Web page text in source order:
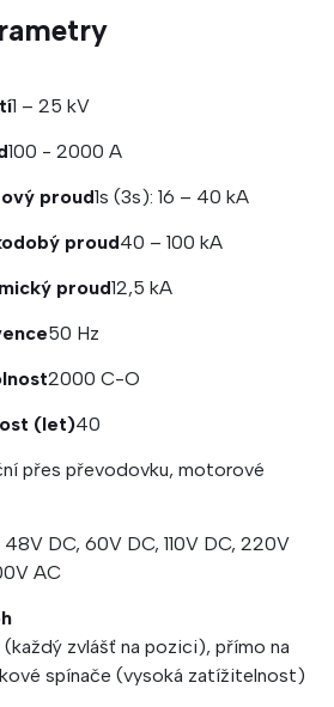
1 – 25 kV
100 - 2000 A
proud1s (3s): 16 – 40 kA
proud40 – 100 kA
proud12,5 kA
50 Hz
2000 C-O
(let)40
přes převodovku, motorové
DC, 60V DC, 110V DC, 220V
AC
zvlášť na pozici), přímo na
spínače (vysoká zatížitelnost)